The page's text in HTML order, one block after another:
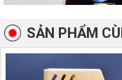
SẢN PHẨM